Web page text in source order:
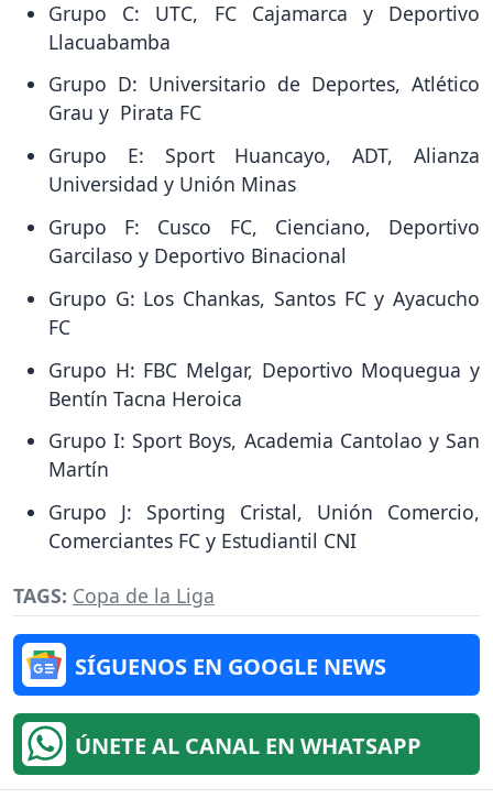
Grupo C: UTC, FC Cajamarca y Deportivo
Llacuabamba
Grupo D: Universitario de Deportes, Atlético
Grau y Pirata FC
Grupo E: Sport Huancayo, ADT, Alianza
Universidad y Unión Minas
Grupo F: Cusco FC, Cienciano, Deportivo
Garcilaso y Deportivo Binacional
Grupo G: Los Chankas, Santos FC y Ayacucho
FC
Grupo H: FBC Melgar, Deportivo Moquegua y
Bentín Tacna Heroica
Grupo I: Sport Boys, Academia Cantolao y San
Martín
Grupo J: Sporting Cristal, Unión Comercio,
Comerciantes FC y Estudiantil CNI
TAGS: Copa de la Liga
SÍGUENOS EN GOOGLE NEWS
ÚNETE AL CANAL EN WHATSAPP